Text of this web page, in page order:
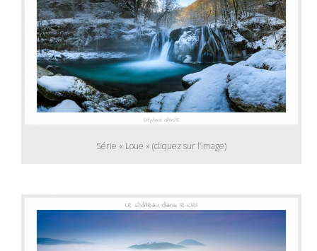
Série « Loue » (cliquez sur l’image)